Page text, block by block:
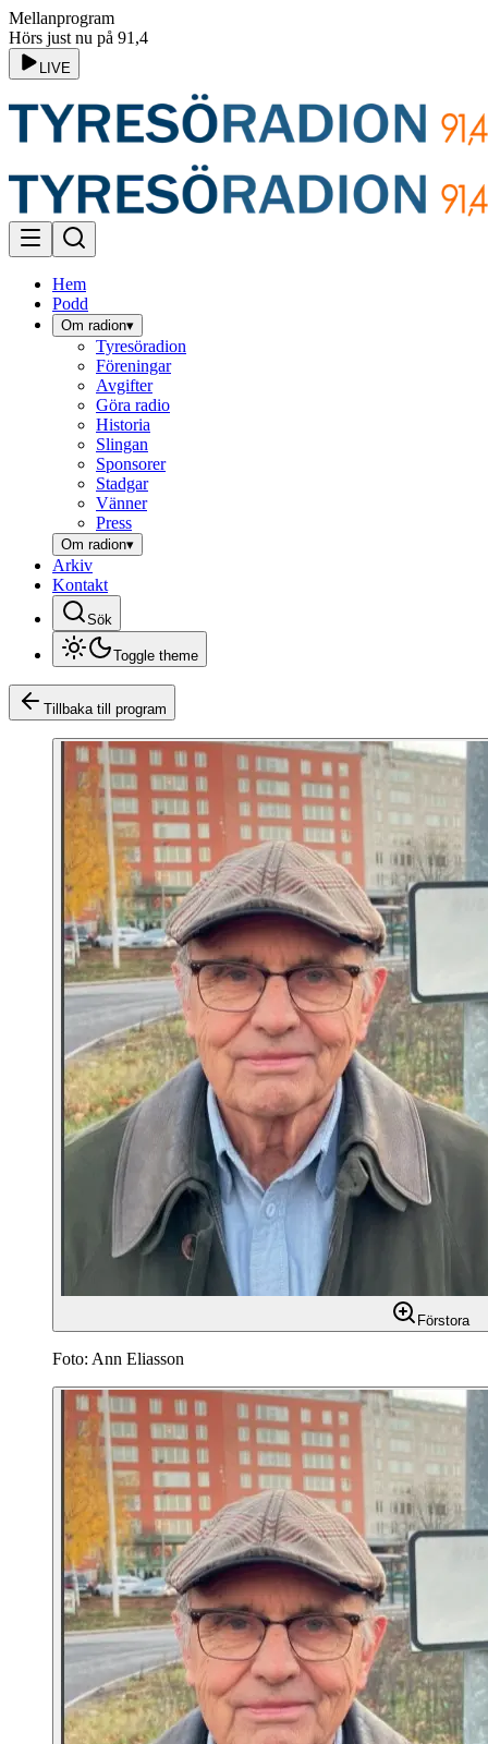
Mellanprogram
Hörs just nu på 91,4
LIVE
Hem
Podd
Om radion▾
Tyresöradion
Föreningar
Avgifter
Göra radio
Historia
Slingan
Sponsorer
Stadgar
Vänner
Press
Om radion▾
Arkiv
Kontakt
Sök
Toggle theme
Tillbaka till program
Förstora
Foto: Ann Eliasson